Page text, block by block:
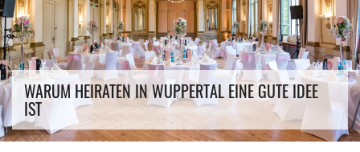
WARUM HEIRATEN IN WUPPERTAL EINE GUTE IDEE
IST